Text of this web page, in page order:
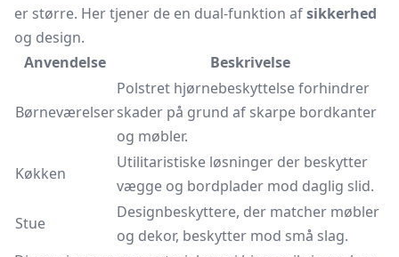
er større. Her tjener de en dual-funktion afsikkerhed
og design.
Anvendelse
Beskrivelse
Børneværelser
Polstret hjørnebeskyttelse forhindrer
skader på grund af skarpe bordkanter
og møbler.
Køkken
Utilitaristiske løsninger der beskytter
vægge og bordplader mod daglig slid.
Stue
Designbeskyttere, der matcher møbler
og dekor, beskytter mod små slag.